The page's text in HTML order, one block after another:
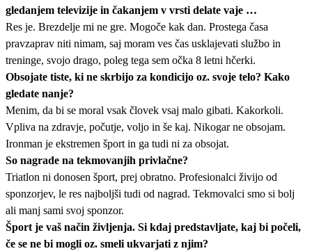
gledanjem televizije in čakanjem v vrsti delate vaje …
Res je. Brezdelje mi ne gre. Mogoče kak dan. Prostega časa
pravzaprav niti nimam, saj moram ves čas usklajevati službo in
treninge, svojo drago, poleg tega sem očka 8 letni hčerki.
Obsojate tiste, ki ne skrbijo za kondicijo oz. svoje telo? Kako
gledate nanje?
Menim, da bi se moral vsak človek vsaj malo gibati. Kakorkoli.
Vpliva na zdravje, počutje, voljo in še kaj. Nikogar ne obsojam.
Ironman je ekstremen šport in ga tudi ni za obsojat.
So nagrade na tekmovanjih privlačne?
Triatlon ni donosen šport, prej obratno. Profesionalci živijo od
sponzorjev, le res najboljši tudi od nagrad. Tekmovalci smo si bolj
ali manj sami svoj sponzor.
Šport je vaš način življenja. Si kdaj predstavljate, kaj bi počeli,
če se ne bi mogli oz. smeli ukvarjati z njim?